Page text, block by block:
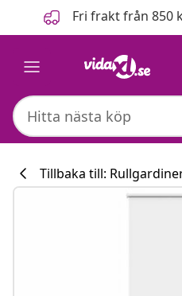
FöregåendeFri frakt från 850
Tillbaka till: